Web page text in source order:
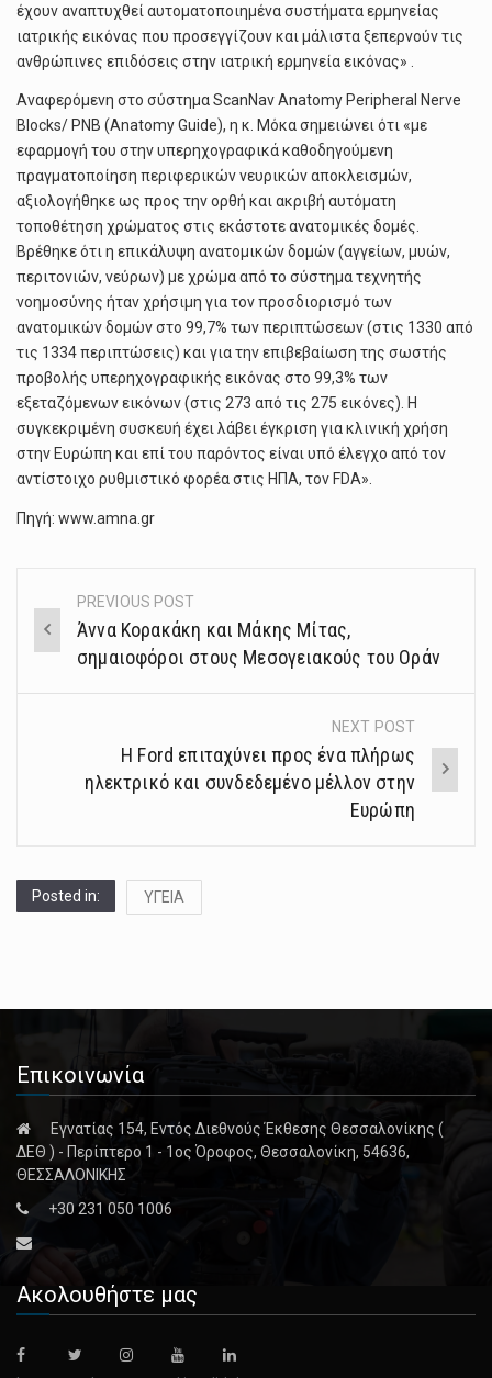
έχουν αναπτυχθεί αυτοματοποιημένα συστήματα ερμηνείας
ιατρικής εικόνας που προσεγγίζουν και μάλιστα ξεπερνούν τις
ανθρώπινες επιδόσεις στην ιατρική ερμηνεία εικόνας» .
Αναφερόμενη στο σύστημα ScanNav Anatomy Peripheral Nerve
Blocks/ PNB (Anatomy Guide), η κ. Μόκα σημειώνει ότι «με
εφαρμογή του στην υπερηχογραφικά καθοδηγούμενη
πραγματοποίηση περιφερικών νευρικών αποκλεισμών,
αξιολογήθηκε ως προς την ορθή και ακριβή αυτόματη
τοποθέτηση χρώματος στις εκάστοτε ανατομικές δομές.
Βρέθηκε ότι η επικάλυψη ανατομικών δομών (αγγείων, μυών,
περιτονιών, νεύρων) με χρώμα από το σύστημα τεχνητής
νοημοσύνης ήταν χρήσιμη για τον προσδιορισμό των
ανατομικών δομών στο 99,7% των περιπτώσεων (στις 1330 από
τις 1334 περιπτώσεις) και για την επιβεβαίωση της σωστής
προβολής υπερηχογραφικής εικόνας στο 99,3% των
εξεταζόμενων εικόνων (στις 273 από τις 275 εικόνες). Η
συγκεκριμένη συσκευή έχει λάβει έγκριση για κλινική χρήση
στην Ευρώπη και επί του παρόντος είναι υπό έλεγχο από τον
αντίστοιχο ρυθμιστικό φορέα στις ΗΠΑ, τον FDA».
Πηγή: www.amna.gr
Post
navigation
PREVIOUS POST
Άννα Κορακάκη και Μάκης Μίτας,
σημαιοφόροι στους Μεσογειακούς του Οράν
NEXT POST
Η Ford επιταχύνει προς ένα πλήρως
ηλεκτρικό και συνδεδεμένο μέλλον στην
Ευρώπη
Posted in: ΥΓΕΙΑ
Επικοινωνία
Εγνατίας 154, Εντός Διεθνούς Έκθεσης Θεσσαλονίκης (
ΔΕΘ ) - Περίπτερο 1 - 1ος Όροφος, Θεσσαλονίκη, 54636,
ΘΕΣΣΑΛΟΝΙΚΗΣ
+30 231 050 1006
Ακολουθήστε μας